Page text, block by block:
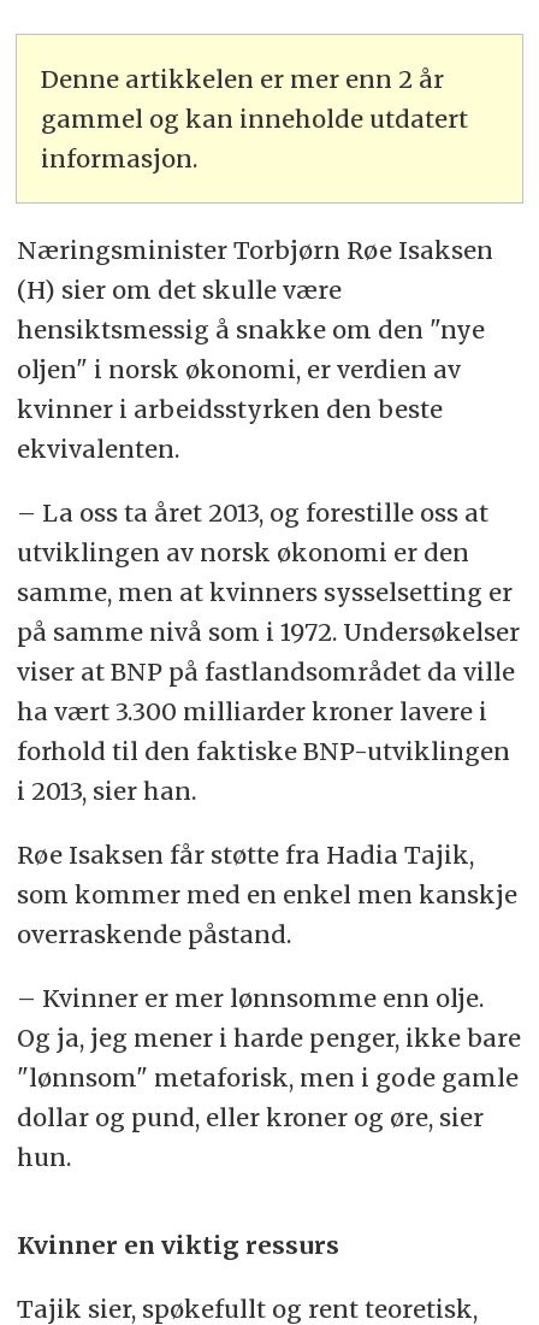
Denne artikkelen er mer enn 2 år
gammel og kan inneholde utdatert
informasjon.
Næringsminister Torbjørn Røe Isaksen
(H) sier om det skulle være
hensiktsmessig å snakke om den "nye
oljen" i norsk økonomi, er verdien av
kvinner i arbeidsstyrken den beste
ekvivalenten.
– La oss ta året 2013, og forestille oss at
utviklingen av norsk økonomi er den
samme, men at kvinners sysselsetting er
på samme nivå som i 1972. Undersøkelser
viser at BNP på fastlandsområdet da ville
ha vært 3.300 milliarder kroner lavere i
forhold til den faktiske BNP-utviklingen
i 2013, sier han.
Røe Isaksen får støtte fra Hadia Tajik,
som kommer med en enkel men kanskje
overraskende påstand.
– Kvinner er mer lønnsomme enn olje.
Og ja, jeg mener i harde penger, ikke bare
"lønnsom" metaforisk, men i gode gamle
dollar og pund, eller kroner og øre, sier
hun.
Kvinner en viktig ressurs
Tajik sier, spøkefullt og rent teoretisk,